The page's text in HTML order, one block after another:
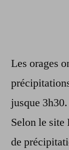
Les orages
jusque 3h30.
Selon le
de